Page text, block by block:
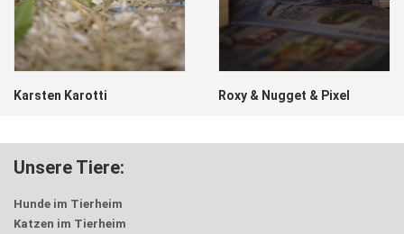
Karsten Karotti Roxy & Nugget & Pixel
Unsere Tiere:
Hunde im Tierheim
Katzen im Tierheim